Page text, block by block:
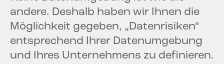
andere. Deshalb haben wir Ihnen die
Möglichkeit gegeben, „Datenrisiken“
entsprechend Ihrer Datenumgebung
und Ihres Unternehmens zu definieren.